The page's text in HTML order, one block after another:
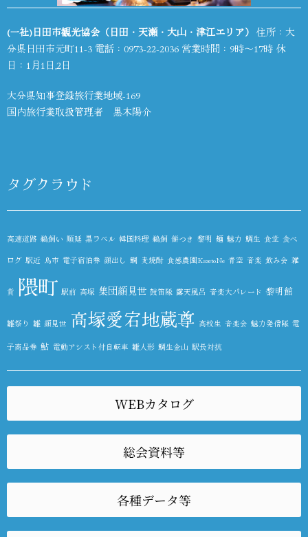
(一社)日田市観光協会（日田・天瀬・大山・津江エリア） 住所：大
分県日田市元町11-3 電話： 0973-22-2036 営業時間：9時～17時 休
日：1月1日,2日
大分県知事登録旅行業地域-169
国内旅行業取扱管理者 黒木陽介
タグクラウド
高速道路 鵜飼い 順延 黒ラベル 韓国料理 鵜飼 餅つき 黎明 麺 魅力 鯛生 食堂 食べ
ログ 駅近 鳥市 電子宿泊券 顔出し 鯛 麦焼酎 食感農園KazetoNe 青空 音楽 飲み会 雑
貨 隈町 駅前 高塚 集団顔見世 鼓笛隊 露天風呂 音楽大パレード 黎明館
雛祭り 雛 顔見世 高塚愛宕地蔵尊 高校生 音楽会 魅力発信隊 電
子商品券 鮎 電動アシスト付自転車 雛人形 鯛生金山 駅長対抗
WEBカタログ
総会資料等
各種データ等